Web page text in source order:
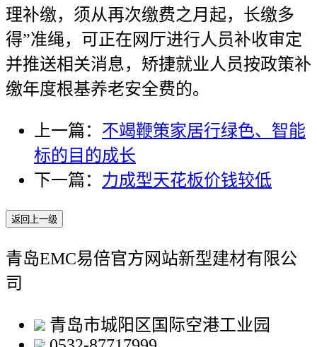
理补缴，须从再次缴费之月起，长缴多
得”准绳，可正在网厅进行人员补收审定
并推送相关消息，矫捷就业人员按政策补
缴年度根基养老安全费的。
上一篇： 不竭鞭策家居行绿色、智能
标的目的成长
下一篇： 力成型天花板价钱较低
返回上一级
青岛EMC易倍官方网站新型建材有限公
司
青岛市城阳区国际空港工业园